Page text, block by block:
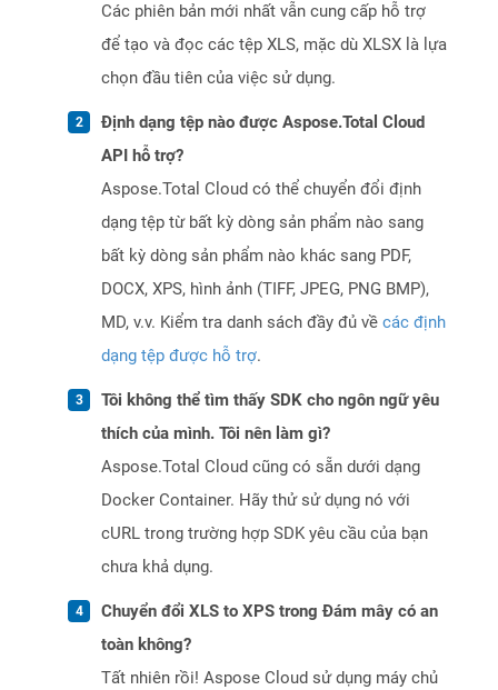
Các phiên bản mới nhất vẫn cung cấp hỗ trợ
để tạo và đọc các tệp XLS, mặc dù XLSX là lựa
chọn đầu tiên của việc sử dụng.
Định dạng tệp nào được Aspose.Total Cloud
API hỗ trợ?
Aspose.Total Cloud có thể chuyển đổi định
dạng tệp từ bất kỳ dòng sản phẩm nào sang
bất kỳ dòng sản phẩm nào khác sang PDF,
DOCX, XPS, hình ảnh (TIFF, JPEG, PNG BMP),
MD, v.v. Kiểm tra danh sách đầy đủ về các định
dạng tệp được hỗ trợ.
Tôi không thể tìm thấy SDK cho ngôn ngữ yêu
thích của mình. Tôi nên làm gì?
Aspose.Total Cloud cũng có sẵn dưới dạng
Docker Container. Hãy thử sử dụng nó với
cURL trong trường hợp SDK yêu cầu của bạn
chưa khả dụng.
Chuyển đổi XLS to XPS trong Đám mây có an
toàn không?
Tất nhiên rồi! Aspose Cloud sử dụng máy chủ